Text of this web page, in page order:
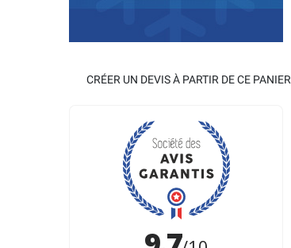
CRÉER UN DEVIS À PARTIR DE CE PANIER